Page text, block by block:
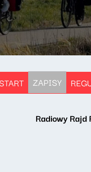
ZAPISY
Radiowy